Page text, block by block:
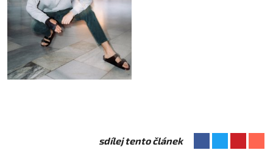
sdílej tento článek